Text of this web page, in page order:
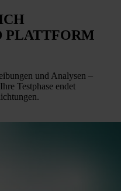
PLATTFORM
und Analysen –
Testphase endet